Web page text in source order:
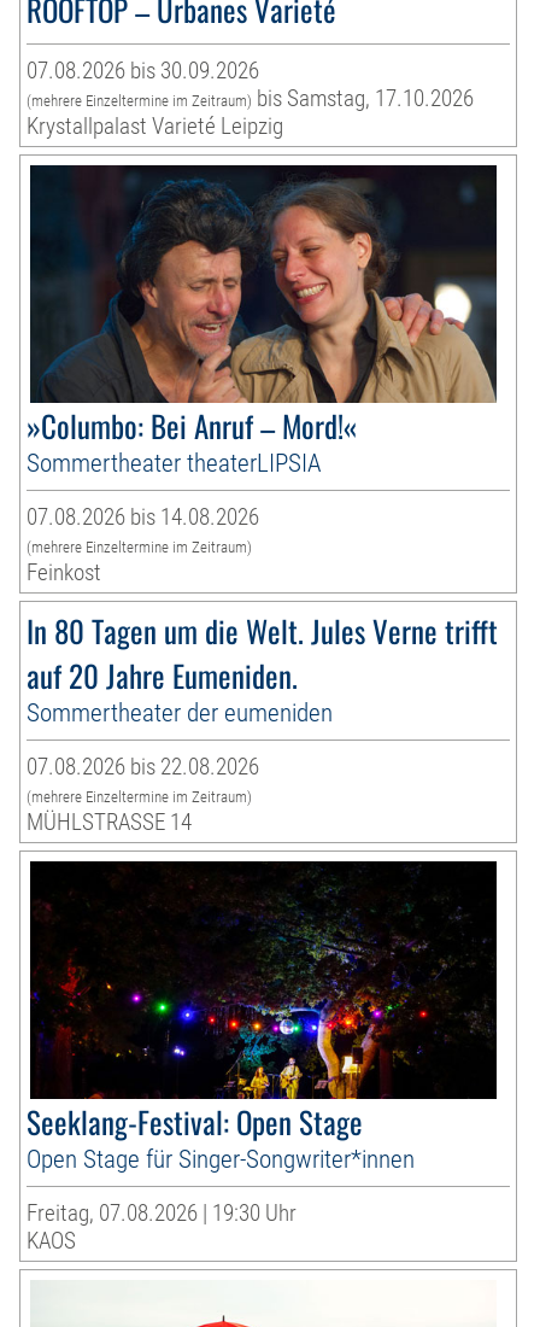
ROOFTOP – Urbanes Varieté
07.08.2026 bis 30.09.2026
(mehrere Einzeltermine im Zeitraum) bis Samstag, 17.10.2026
Krystallpalast Varieté Leipzig
»Columbo: Bei Anruf – Mord!«
Sommertheater theaterLIPSIA
07.08.2026 bis 14.08.2026
(mehrere Einzeltermine im Zeitraum)
Feinkost
In 80 Tagen um die Welt. Jules Verne trifft
auf 20 Jahre Eumeniden.
Sommertheater der eumeniden
07.08.2026 bis 22.08.2026
(mehrere Einzeltermine im Zeitraum)
MÜHLSTRASSE 14
Seeklang-Festival: Open Stage
Open Stage für Singer-Songwriter*innen
Freitag, 07.08.2026 | 19:30 Uhr
KAOS